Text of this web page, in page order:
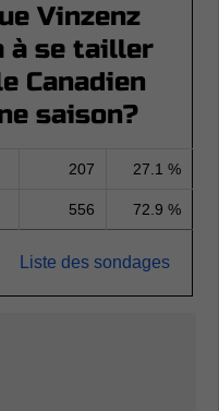
Vinzenz
à se tailler
Canadien
saison?
207 27.1 %
556 72.9 %
Liste des sondages